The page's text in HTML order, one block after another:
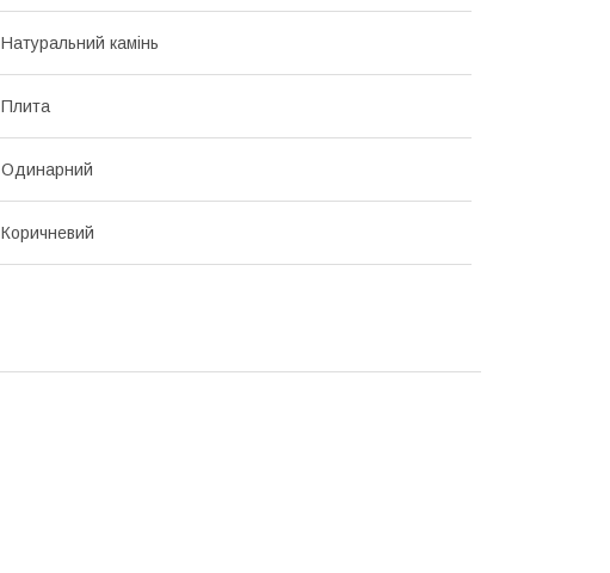
Натуральний камінь
Плита
Одинарний
Коричневий